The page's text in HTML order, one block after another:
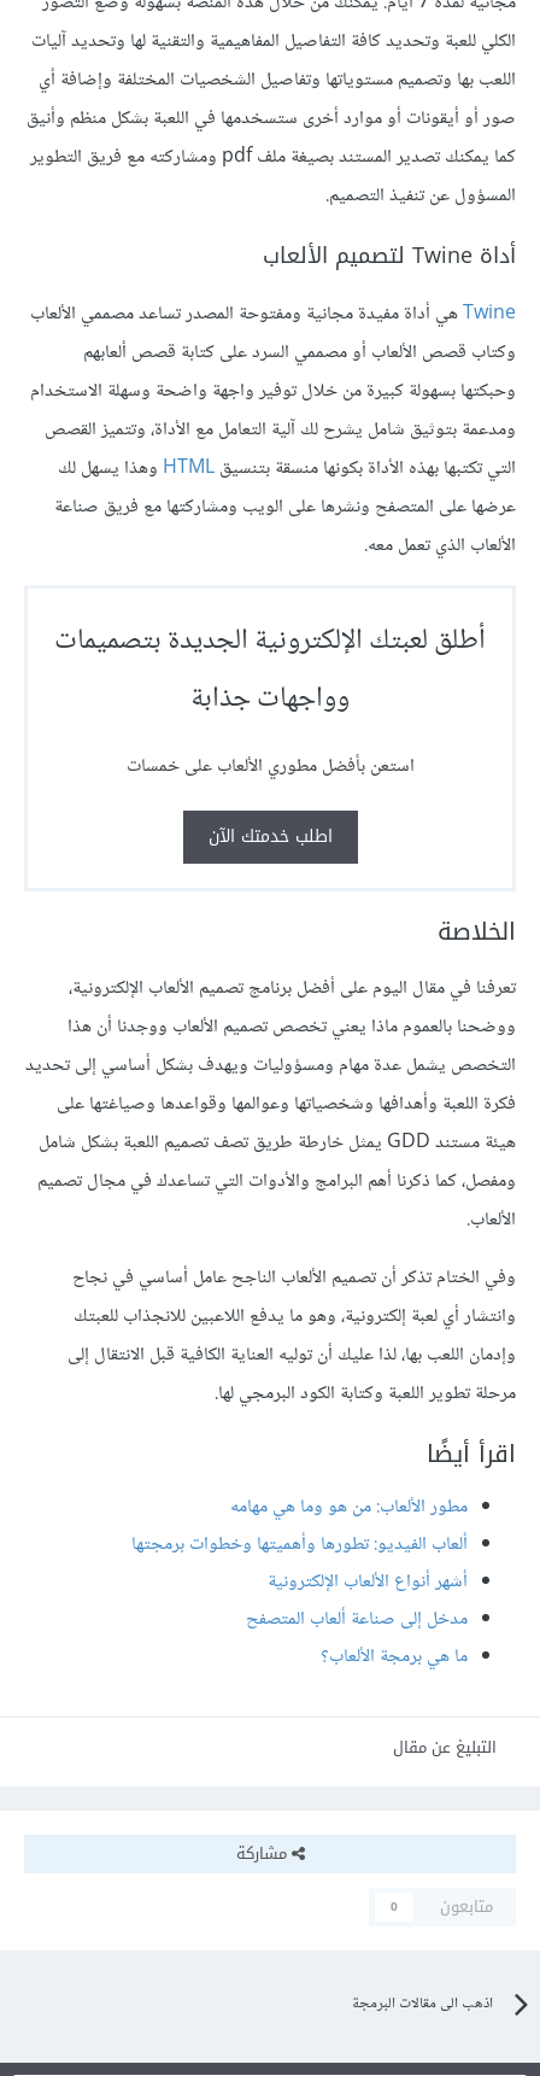
الكلي للعبة وتحديد كافة التفاصيل المفاهيمية والتقنية لها وتحديد آليات
اللعب بها وتصميم مستوياتها وتفاصيل الشخصيات المختلفة وإضافة أي
صور أو أيقونات أو موارد أخرى ستسخدمها في اللعبة بشكل منظم وأنيق
كما يمكنك تصدير المستند بصيغة ملف pdf ومشاركته مع فريق التطوير
المسؤول عن تنفيذ التصميم.
أداة Twine لتصميم الألعاب
Twineهي أداة مفيدة مجانية ومفتوحة المصدر تساعد مصممي الألعاب
وكتاب قصص الألعاب أو مصممي السرد على كتابة قصص ألعابهم
وحبكتها بسهولة كبيرة من خلال توفير واجهة واضحة وسهلة الاستخدام
ومدعمة بتوثيق شامل يشرح لك آلية التعامل مع الأداة، وتتميز القصص
التي تكتبها بهذه الأداة بكونها منسقة بتنسيقHTML وهذا يسهل لك
عرضها على المتصفح ونشرها على الويب ومشاركتها مع فريق صناعة
الألعاب الذي تعمل معه.
أطلق لعبتك الإلكترونية الجديدة بتصميمات
وواجهات جذابة
استعن بأفضل مطوري الألعاب على خمسات
اطلب خدمتك الآن
الخلاصة
تعرفنا في مقال اليوم على أفضل برنامج تصميم الألعاب الإلكترونية،
ووضحنا بالعموم ماذا يعني تخصص تصميم الألعاب ووجدنا أن هذا
التخصص يشمل عدة مهام ومسؤوليات ويهدف بشكل أساسي إلى تحديد
فكرة اللعبة وأهدافها وشخصياتها وعوالمها وقواعدها وصياغتها على
هيئة مستند GDD يمثل خارطة طريق تصف تصميم اللعبة بشكل شامل
ومفصل، كما ذكرنا أهم البرامج والأدوات التي تساعدك في مجال تصميم
الألعاب.
وفي الختام تذكر أن تصميم الألعاب الناجح عامل أساسي في نجاح
وانتشار أي لعبة إلكترونية، وهو ما يدفع اللاعبين للانجذاب للعبتك
وإدمان اللعب بها، لذا عليك أن توليه العناية الكافية قبل الانتقال إلى
مرحلة تطوير اللعبة وكتابة الكود البرمجي لها.
اقرأ أيضًا
مطور الألعاب: من هو وما هي مهامه
ألعاب الفيديو: تطورها وأهميتها وخطوات برمجتها
أشهر أنواع الألعاب الإلكترونية
مدخل إلى صناعة ألعاب المتصفح
ما هي برمجة الألعاب؟
التبليغ عن مقال
مشاركة
متابعون
0
اذهب الى مقالات البرمجة